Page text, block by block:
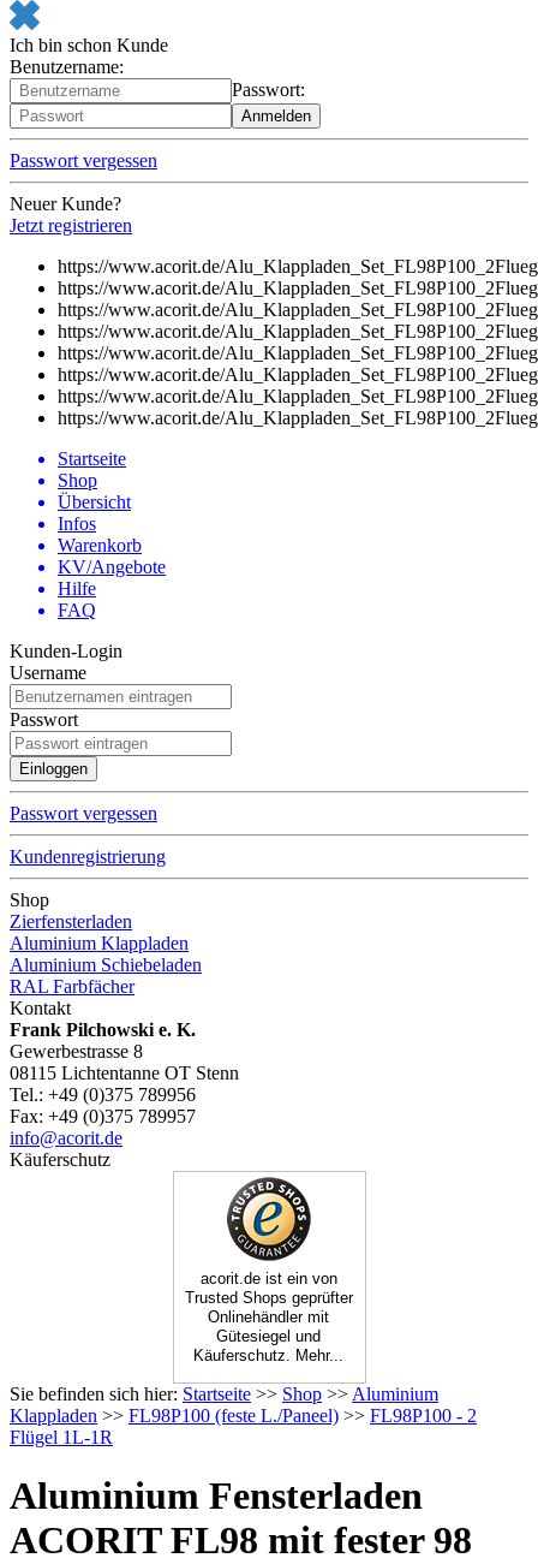
Ich bin schon Kunde
Benutzername:
Passwort:
Passwort vergessen
Neuer Kunde?
Jetzt registrieren
https://www.acorit.de/
https://www.acorit.de/
https://www.acorit.de/
https://www.acorit.de/
https://www.acorit.de/
https://www.acorit.de/
https://www.acorit.de/
https://www.acorit.de/
Startseite
Shop
Übersicht
Infos
Warenkorb
KV/Angebote
Hilfe
FAQ
Kunden-Login
Username
Passwort
Passwort vergessen
Kundenregistrierung
Shop
Zierfensterladen
Aluminium Klappladen
Aluminium Schiebeladen
RAL Farbfächer
Kontakt
Frank Pilchowski e. K.
Gewerbestrasse 8
08115 Lichtentanne OT Stenn
Tel.: +49 (0)375 789956
Fax: +49 (0)375 789957
info@acorit.de
Käuferschutz
acorit.de ist ein von
Trusted Shops geprüfter
Onlinehändler mit
Gütesiegel und
Käuferschutz. Mehr...
Sie befinden sich hier: Startseite >> Shop >> Aluminium
Klappladen >> FL98P100 (feste L./Paneel) >> FL98P100 - 2
Flügel 1L-1R
Aluminium Fensterladen
ACORIT FL98 mit fester 98